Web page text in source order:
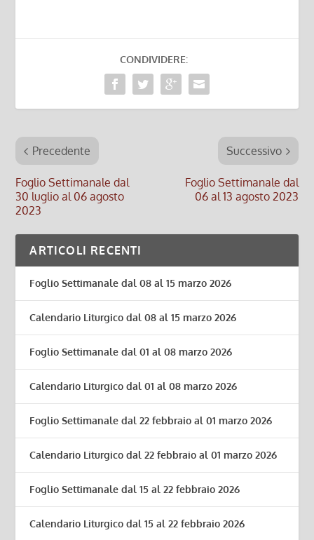
CONDIVIDERE:
Precedente
Foglio Settimanale dal
30 luglio al 06 agosto
2023
Successivo
Foglio Settimanale dal
06 al 13 agosto 2023
ARTICOLI RECENTI
Foglio Settimanale dal 08 al 15 marzo 2026
Calendario Liturgico dal 08 al 15 marzo 2026
Foglio Settimanale dal 01 al 08 marzo 2026
Calendario Liturgico dal 01 al 08 marzo 2026
Foglio Settimanale dal 22 febbraio al 01 marzo 2026
Calendario Liturgico dal 22 febbraio al 01 marzo 2026
Foglio Settimanale dal 15 al 22 febbraio 2026
Calendario Liturgico dal 15 al 22 febbraio 2026